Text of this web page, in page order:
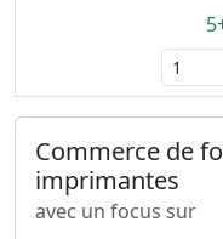
Commerce de
imprimantes
avec un focus sur